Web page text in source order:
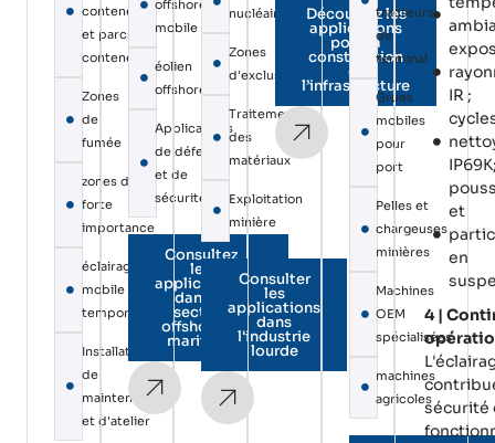
conteneurs
et parcs à
conteneurs
Zones
de
fumée
zones de
forte
importance
éclairage
mobile
temporaire
Installations
de
maintenance
et d'atelier
offshore
mobile
éolien
offshore
Applications
de défense
et de
sécurité
Consultez
les
applications
dans le
secteur
offshore et
maritime
nucléaires
Zones
d'exclusion
Traitement
des
matériaux
Exploitation
minière
Consulter
les
applications
dans
l'industrie
lourde
Découvrez les
applications
pour la
construction
et
l’infrastructure
tracteurs
de
terminal
Grues
mobiles
pour
port
Pelles et
chargeuses
minières
Machines
OEM
spécialisées
machines
agricoles
IR ;
et
en
4 |
sécurité